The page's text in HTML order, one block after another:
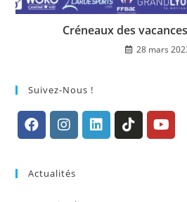
Créneaux des
28 mars
Suivez-Nous !
un
nouvel
Actualités